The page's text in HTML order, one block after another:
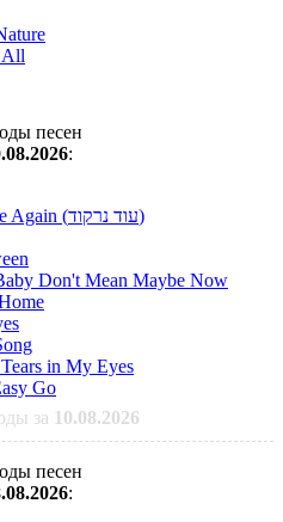
All
песен
:
- We Will Dance Again (עוד נרקוד)
Don't Mean Maybe Now
in My Eyes
Go
за 10.08.2026
песен
: